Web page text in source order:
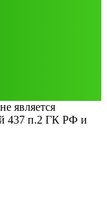
является
437 п.2 ГК РФ и